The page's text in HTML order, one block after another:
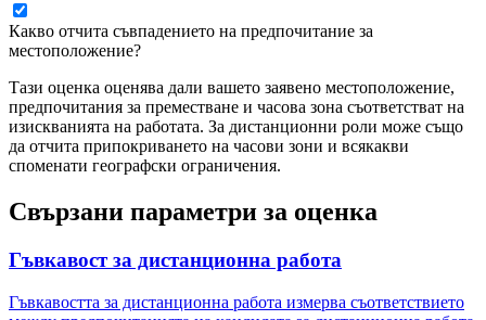
Какво отчита съвпадението на предпочитание за
местоположение?
Тази оценка оценява дали вашето заявено местоположение,
предпочитания за преместване и часова зона съответстват на
изискванията на работата. За дистанционни роли може също
да отчита припокриването на часови зони и всякакви
споменати географски ограничения.
Свързани параметри за оценка
Гъвкавост за дистанционна работа
Гъвкавостта за дистанционна работа измерва съответствието